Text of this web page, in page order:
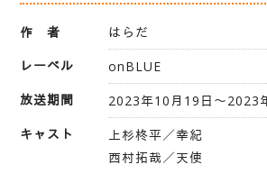
作 者
はらだ
レーベル
onBLUE
放送期間
2023年10月19日〜2023
キャスト
上杉柊平／幸紀
西村拓哉／天使